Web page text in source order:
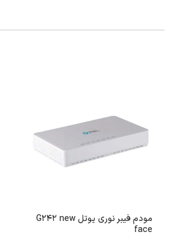
مودم فیبر نوری یوتل G242 new
face